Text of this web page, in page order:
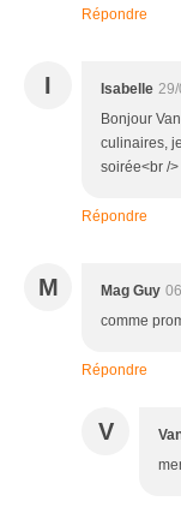
Répondre
I Isabelle
Bonjour
culinaires,
soirée<br /
Répondre
M Mag Guy
comme
Répondre
V